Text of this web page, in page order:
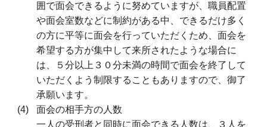
囲で面会できるように努めていますが、職員配置
や面会室数などに制約がある中、できるだけ多く
の方に平等に面会を行っていただくため、面会を
希望する方が集中して来所されたような場合に
は、５分以上３０分未満の時間で面会を終了して
いただくよう制限することもありますので、御了
承願います。
面会の相手方の人数
一人の受刑者と同時に面会できる人数は、３人を